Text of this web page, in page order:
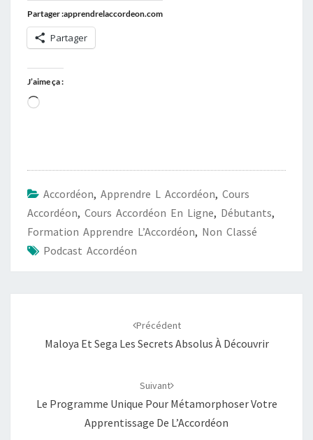
Partager :apprendrelaccordeon.com
Partager
J’aime ça :
Chargement…
Accordéon, Apprendre L Accordéon, Cours
Accordéon, Cours Accordéon En Ligne, Débutants,
Formation Apprendre L’Accordéon, Non Classé
Podcast Accordéon
Précédent
Maloya Et Sega Les Secrets Absolus À Découvrir
Suivant
Le Programme Unique Pour Métamorphoser Votre
Apprentissage De L’Accordéon